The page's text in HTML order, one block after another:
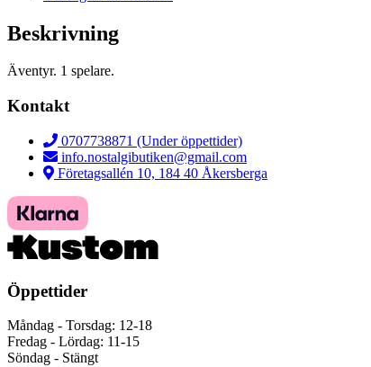
Beskrivning
Äventyr. 1 spelare.
Kontakt
0707738871 (Under öppettider)
info.nostalgibutiken@gmail.com
Företagsallén 10, 184 40 Åkersberga
Öppettider
Måndag - Torsdag: 12-18
Fredag - Lördag: 11-15
Söndag - Stängt